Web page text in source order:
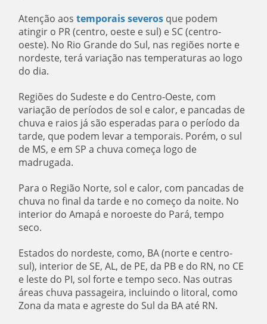
Atenção aostemporais severos que podem
atingir o PR (centro, oeste e sul) e SC (centro-
oeste). No Rio Grande do Sul, nas regiões norte e
nordeste, terá variação nas temperaturas ao logo
do dia.
Regiões do Sudeste e do Centro-Oeste, com
variação de períodos de sol e calor, e pancadas de
chuva e raios já são esperadas para o período da
tarde, que podem levar a temporais. Porém, o sul
de MS, e em SP a chuva começa logo de
madrugada.
Para o Região Norte, sol e calor, com pancadas de
chuva no final da tarde e no começo da noite. No
interior do Amapá e noroeste do Pará, tempo
seco.
Estados do nordeste, como, BA (norte e centro-
sul), interior de SE, AL, de PE, da PB e do RN, no CE
e leste do PI, sol forte e tempo seco. Nas outras
áreas chuva passageira, incluindo o litoral, como
Zona da mata e agreste do Sul da BA até RN.